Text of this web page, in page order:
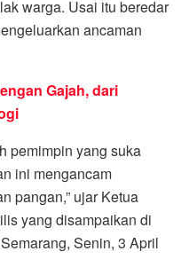
warga. Usai itu beredar
ancaman
Gajah, dari
pemimpin yang suka
ini mengancam
pangan,” ujar Ketua
yang disampaikan di
Senin, 3 April